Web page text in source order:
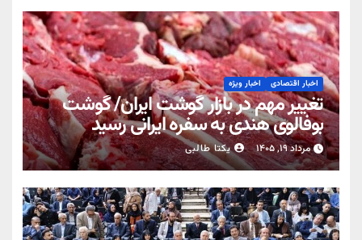
اخبار اقتصادی اخبار ویژه
تغییر مهم در بازار گوشت ایران/ گوشت
بوفالوی هندی به سفره ایرانی رسید
مرداد ۱۹, ۱۴۰۵ یکتا طالبی